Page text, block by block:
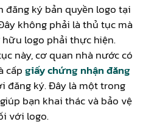
đăng ký bản quyền logo tại
không phải là thủ tục mà
logo phải thực hiện.
này, cơ quan nhà nước có
cấpgiấy chứng nhận đăng
đăng ký. Đây là một trong
bạn khai thác và bảo vệ
với logo.